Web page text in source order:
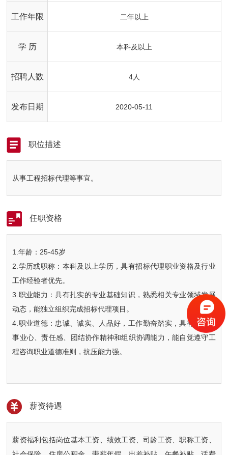
工作年限 二年以上
学 历 本科及以上
招聘人数 4人
发布日期 2020-05-11
职位描述
从事工程招标代理等事宜。
任职资格
1.年龄：25-45岁
2.学历或职称：本科及以上学历，具有招标代理职业资格及行业
工作经验者优先。
3.职业能力：具有扎实的专业基础知识，熟悉相关专业领域发展
动态，能独立组织完成招标代理项目。
4.职业道德：忠诚、诚实、人品好，工作勤奋踏实，具有较强的
事业心、责任感、团结协作精神和组织协调能力，能自觉遵守工
程咨询职业道德准则，抗压能力强。
薪资待遇
薪资福利包括岗位基本工资、绩效工资、司龄工资、职称工资、